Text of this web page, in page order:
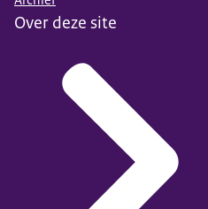
Over deze site